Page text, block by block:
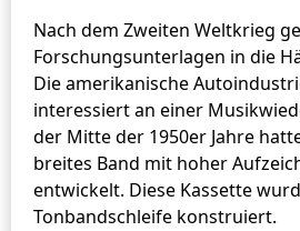
Nach dem Zweiten Weltkrieg
Forschungsunterlagen in die
Die amerikanische
interessiert an einer
der Mitte der 1950er Jahre
breites Band mit hoher
entwickelt. Diese Kassette
Tonbandschleife konstruiert.